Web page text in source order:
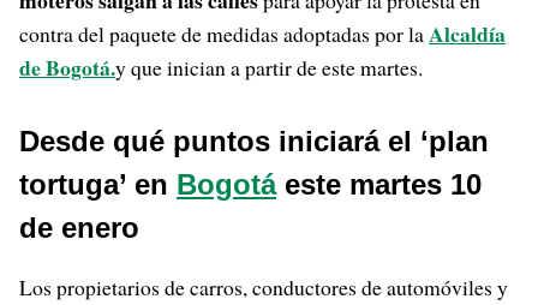
contra del paquete de medidas adoptadas por laAlcaldía
de Bogotá.y que inician a partir de este martes.
Desde qué puntos iniciará el ‘plan
tortuga’ en Bogotáeste martes 10
de enero
Los propietarios de carros, conductores de automóviles y